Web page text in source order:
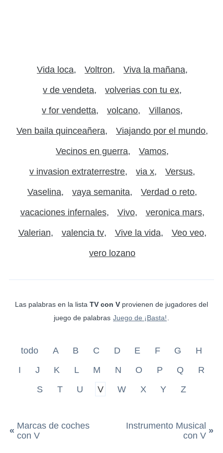
Vida loca Voltron Viva la mañana
v de vendeta volverias con tu ex
v for vendetta volcano Villanos
Ven baila quinceañera Viajando por el mundo
Vecinos en guerra Vamos
v invasion extraterrestre via x Versus
Vaselina vaya semanita Verdad o reto
vacaciones infernales Vivo veronica mars
Valerian valencia tv Vive la vida Veo veo
vero lozano
Las palabras en la lista TV con V provienen de jugadores del
juego de palabras Juego de ¡Basta!
todo A B C D E F G
H
I
J K L M N O P Q
R
S
T U V W X Y Z
« Marcas de coches
con V
Instrumento Musical
con V »